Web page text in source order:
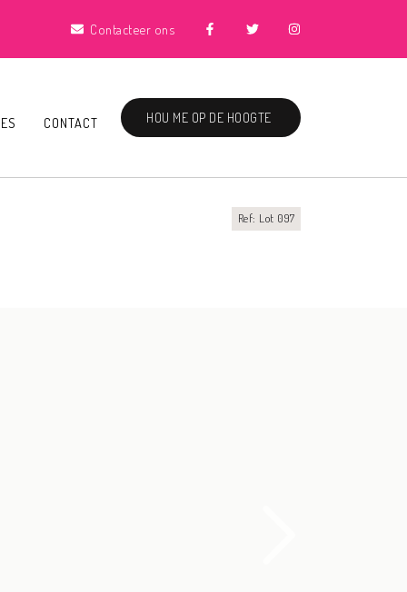
Contacteer ons
CONTACT HOU ME OP DE HOOGTE
Ref: Lot 097